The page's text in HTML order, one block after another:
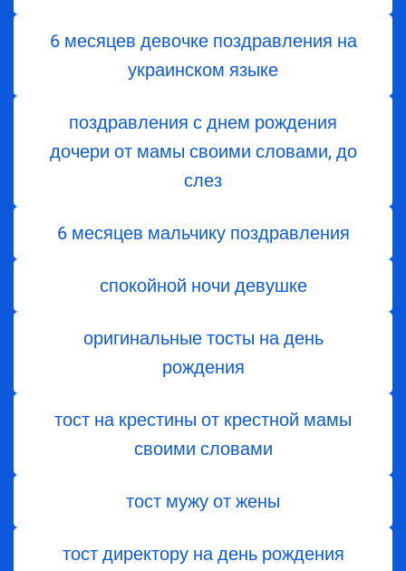
6 месяцев девочке поздравления на
украинском языке
поздравления с днем ​​рождения
дочери от мамы своими словами, до
слез
6 месяцев мальчику поздравления
спокойной ночи девушке
оригинальные тосты на день
рождения
тост на крестины от крестной мамы
своими словами
тост мужу от жены
тост директору на день рождения